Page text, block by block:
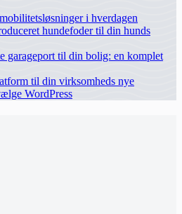
i hverdagen
hundefoder til din hunds
garageport til din bolig: en komplet
til din virksomheds nye
WordPress